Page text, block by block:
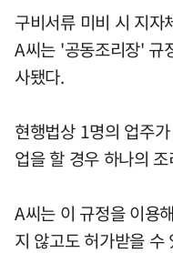
구비서류 미비 시 지자
A씨는 '공동조리장' 규
사됐다.
현행법상 1명의 업주
업을 할 경우 하나의
A씨는 이 규정을 이용
지 않고도 허가받을 수